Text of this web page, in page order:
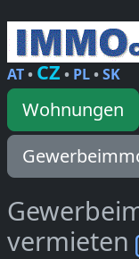
AT• CZ • PL•SK
Wohnungen
vermieten